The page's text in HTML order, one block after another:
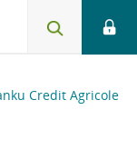
Credit Agricole